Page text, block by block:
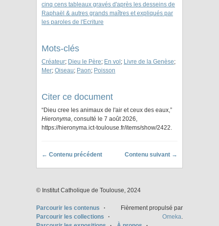
cinq cens tableaux gravés d'après les desseins de
Raphaël & autres grands maîtres et expliqués par
les paroles de l'Ecriture
Mots-clés
Créateur; Dieu le Père; En vol ; Livre de la Genèse;
Mer; Oiseau; Paon; Poisson
Citer ce document
“Dieu cree les animaux de l'air et ceux des eaux,”
Hieronyma, consulté le 7 août 2026,
https://hieronyma.ict-toulouse.fr/items/show/2422.
← Contenu précédent Contenu suivant →
© Institut Catholique de Toulouse, 2024
Parcourir les contenus
Parcourir les collections
Fièrement propulsé par
Omeka.